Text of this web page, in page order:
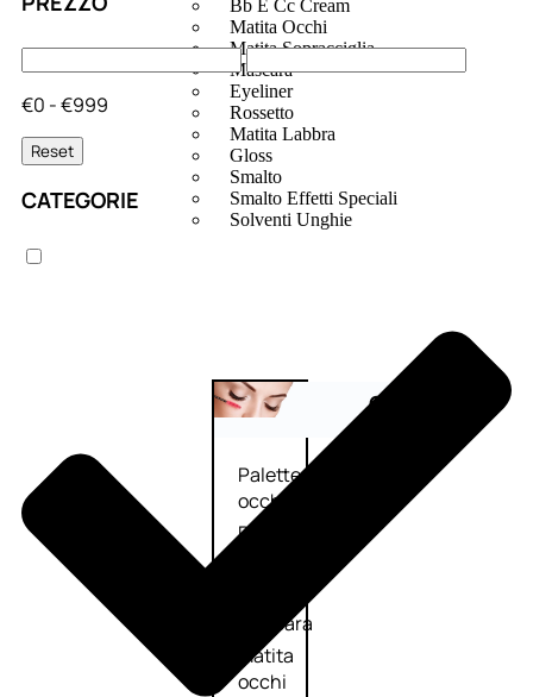
Bb E Cc Cream
Matita Occhi
Matita Sopracciglia
Mascara
Eyeliner
Rossetto
Matita Labbra
Gloss
Smalto
Smalto Effetti Speciali
Solventi Unghie
Occhi
Palette
occhi
Primer
Mascara
Matita
occhi
€0 - €999
Reset
CATEGORIE